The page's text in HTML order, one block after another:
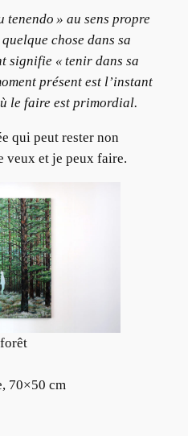
tenendo » au sens propre
chose dans sa
signifie «tenir dans sa
présent est l’instant
le faire est primordial.
qui peut rester non
veux et je peux faire.
70×50 cm